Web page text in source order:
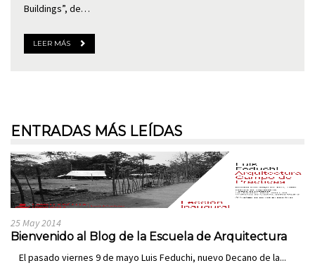
Buildings”, de…
LEER MÁS
ENTRADAS MÁS LEÍDAS
25 May 2014
Bienvenido al Blog de la Escuela de Arquitectura
El pasado viernes 9 de mayo Luis Feduchi, nuevo Decano de la...